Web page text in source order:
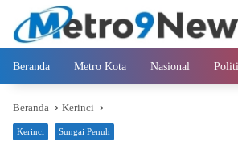
Langsung
konten
Beranda Metro Kota Nasional
Beranda Kerinci
Kerinci Sungai Penuh